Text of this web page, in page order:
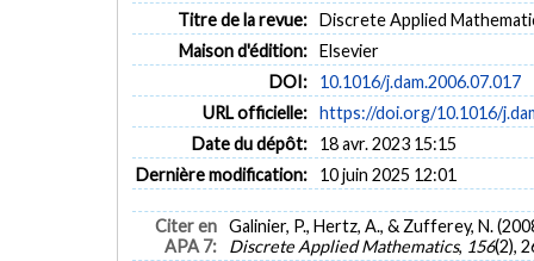
Titre de la revue: Discrete Applied
Maison d'édition: Elsevier
DOI:
10.1016/j.dam.2006.07.017
URL officielle: https://doi.org/10.1016/
Date du dépôt:
18 avr. 2023 15:15
Dernière modification:
10 juin 2025 12:01
Citer en
APA 7:
Galinier, P., Hertz, A., & Zufferey, N.
Discrete Applied Mathematics, 156(2),